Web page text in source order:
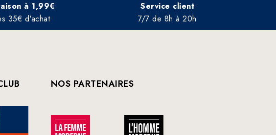
à 1,99€
35€ d'achat
Service client
7/7 de 8h à 20h
NOS PARTENAIRES